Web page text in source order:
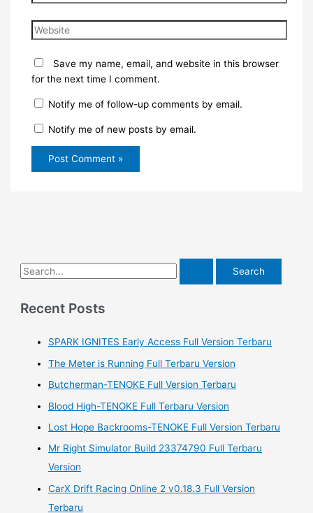
Website
Save my name, email, and website in this browser
for the next time I comment.
Notify me of follow-up comments by email.
Notify me of new posts by email.
S
a
Recent Posts
SPARK IGNITES Early Access Full Version Terbaru
The Meter is Running Full Terbaru Version
Butcherman-TENOKE Full Version Terbaru
Blood High-TENOKE Full Terbaru Version
Lost Hope Backrooms-TENOKE Full Version Terbaru
Mr Right Simulator Build 23374790 Full Terbaru
Version
CarX Drift Racing Online 2 v0.18.3 Full Version
Terbaru